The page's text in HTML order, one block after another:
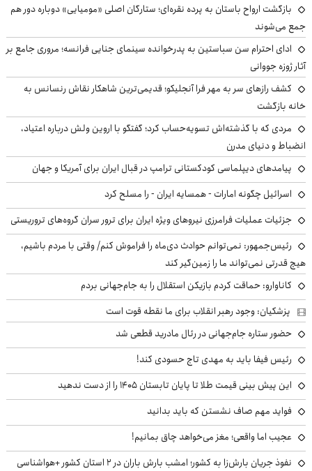
بازگشت ارواح باستان به پرده نقره‌ای؛ ستارگان اصلی «مومیایی» دوباره دور هم
جمع می‌شوند
ادای احترام سن سباستین به پدرخوانده سینمای جنایی فرانسه؛ مروری جامع بر
آثار ژوزه جووانی
کشف رازهای سر به مهر فرا آنجلیکو؛ قدیمی‌ترین شاهکار نقاش رنسانس به
خانه بازگشت
مردی که با گذشته‌اش تسویه‌حساب کرد؛ گفتگو با اروین ولش درباره اعتیاد،
انضباط و دنیای مدرن
پیامدهای دیپلماسی کودکستانی ترامپ در قبال ایران برای آمریکا و جهان
اسرائیل چگونه امارات - همسایه ایران - را مسلح کرد
جزئیات عملیات فرامرزی نیروهای ویژه ایران برای ترور سران گروه‌های تروریستی
رئیس‌جمهور: نمی‌توانم حوادث دی‌ماه را فراموش کنم/ وقتی با مردم باشیم،
هیچ قدرتی نمی‌تواند ما را زمین‌گیر کند
کاناوارو: حماقت کردم بازیکن استقلال را به جام‌جهانی بردم
پزشکیان: وجود رهبر انقلاب برای ما نقطه قوت است
حضور ستاره جام‌جهانی در رئال مادرید قطعی شد
رئیس فیفا باید به مهدی تاج حسودی کند!
این پیش بینی قیمت طلا تا پایان تابستان ۱۴۰۵ را از دست ندهید
فواید مهم صاف نشستن که باید بدانید
عجیب اما واقعی؛ مغز می‌خواهد چاق بمانیم!
نفوذ جریان بارش‌زا به کشور؛ امشب بارش باران در ۲ استان کشور +هواشناسی